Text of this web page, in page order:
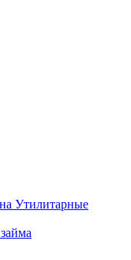
Утилитарные